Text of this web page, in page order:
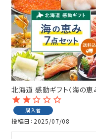
◎おすすめ◎旬の産直品
♪毎月楽しい〈定期便〉
感動ギフト
セット商品
単品商品
感動いちばのこだわり
北海道 感動ギフト〈海の恵
購入者
投稿日 2025/07/08